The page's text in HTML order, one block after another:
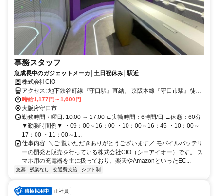
事務スタッフ
急成長中のガジェットメーカ│土日祝休み│駅近
株式会社CIO
アクセス: 地下鉄谷町線『守口駅』直結。 京阪本線『守口市駅』徒歩
7分。 大日駅周辺や、お隣の門真市や寝屋川市から出勤しているスタ
ッフも在籍中です。
時給1,177円～1,600円
大阪府守口市
勤務時間・曜日: 10:00 ～ 17:00 ∟実働時間：6時間/日 ∟休憩：60分
▼勤務時間例▼ ・09：00～16：00 ・10：00～16：45 ・10：00～
17：00 ・11：00～1...
仕事内容: ＼ご 覧いただきありがとうございます／ モバイルバッテリ
ーの開発と販売を行っている株式会社CIO（シーアイオー）です。 ス
マホ用の充電器を主に扱っており、楽天やAmazonといったEC...
急募 残業なし 交通費支給 シフト制
正社員